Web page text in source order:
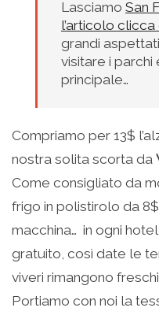
Lasciamo San
l’articolo clicca
grandi
visitare i
principale…
Compriamo per 13$
nostra solita scorta da
Come consigliato da
frigo in polistirolo da
macchina… in ogni
gratuito, così date le
viveri rimangono
Portiamo con noi la